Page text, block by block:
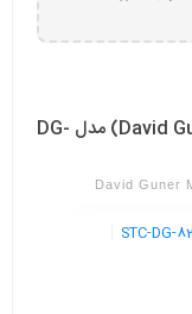
ساعت مچی مردانه عقربه‌ای دیوید گانر(David Guner) مدل DG-
David Guner
STC-DG-